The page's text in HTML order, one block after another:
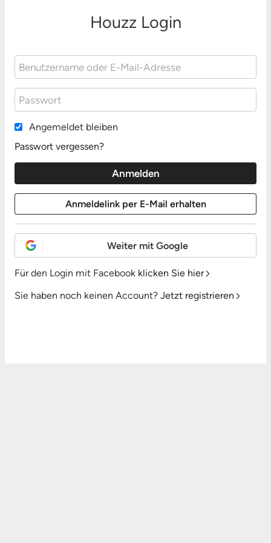
Houzz Login
Angemeldet bleiben
Passwort vergessen?
Weiter mit Google
Für den Login mit Facebook klicken Sie hier
Sie haben noch keinen Account? Jetzt registrieren